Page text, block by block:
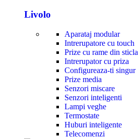
Livolo
Aparataj modular
Intrerupatore cu touch
Prize cu rame din sticla
Intrerupator cu priza
Configureaza-ti singur
Prize media
Senzori miscare
Senzori inteligenti
Lampi veghe
Termostate
Huburi inteligente
Telecomenzi